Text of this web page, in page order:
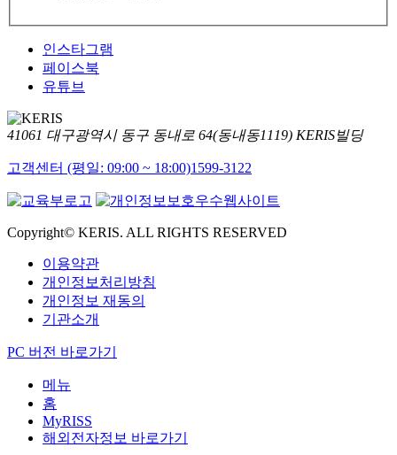
인스타그램
페이스북
유튜브
41061 대구광역시 동구 동내로 64(동내동1119) KERIS빌딩
고객센터 (평일: 09:00 ~ 18:00)1599-3122
Copyright© KERIS. ALL RIGHTS RESERVED
이용약관
개인정보처리방침
개인정보 재동의
기관소개
PC 버전 바로가기
메뉴
홈
MyRISS
해외전자정보 바로가기